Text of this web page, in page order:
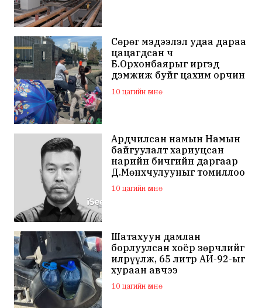
Сөрөг мэдээлэл удаа дараа
цацагдсан ч
Б.Орхонбаярыг иргэд
дэмжиж буйг цахим орчин
дахь сэтгэгдэл харууллаа
10 цагийн өмнө
Ардчилсан намын Намын
байгуулалт хариуцсан
нарийн бичгийн даргаар
Д.Мөнхчулууныг томиллоо
10 цагийн өмнө
Шатахуун дамлан
борлуулсан хоёр зөрчлийг
илрүүлж, 65 литр АИ-92-ыг
хураан авчээ
10 цагийн өмнө